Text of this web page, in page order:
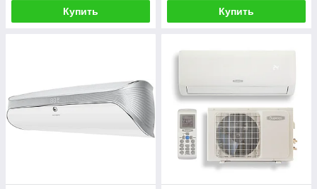
Купить Купить